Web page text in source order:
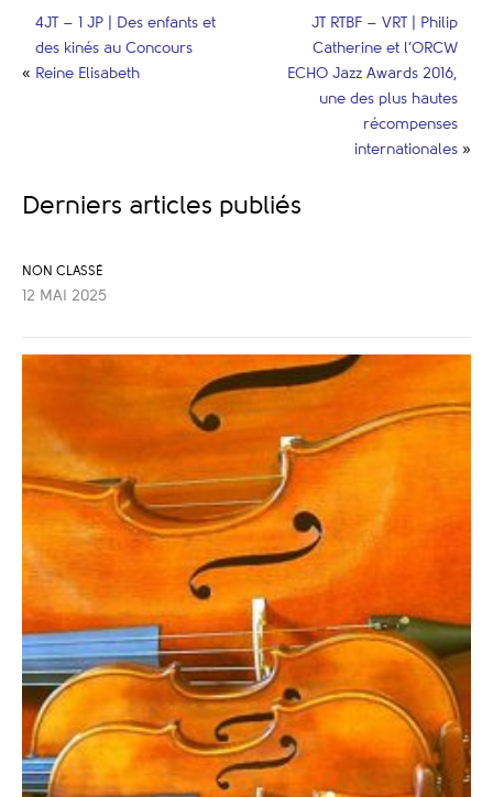
«
4JT – 1 JP | Des enfants et
des kinés au Concours
Reine Elisabeth
JT RTBF – VRT | Philip
Catherine et l’ORCW
ECHO Jazz Awards 2016,
une des plus hautes
récompenses
internationales »
Derniers articles publiés
NON CLASSÉ
12 MAI 2025